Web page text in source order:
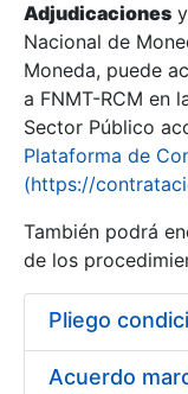
Mostra/Amaga
Adjudicaciones
Nacional de
Moneda, puede
a FNMT-RCM en
Sector Público
Plataforma de
(https://
También podrá
de los